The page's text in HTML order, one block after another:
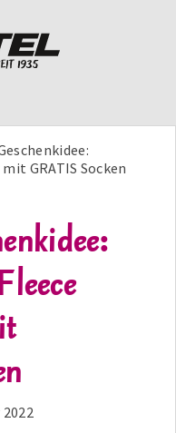
GRATIS Socken